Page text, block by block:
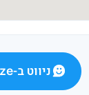
ניווט ב-Waze